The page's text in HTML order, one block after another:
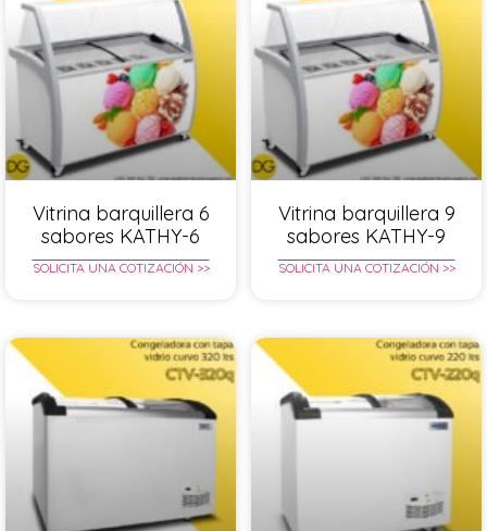
Vitrina barquillera 6
sabores KATHY-6
SOLICITA UNA COTIZACIÓN >>
Vitrina barquillera 9
sabores KATHY-9
SOLICITA UNA COTIZACIÓN >>